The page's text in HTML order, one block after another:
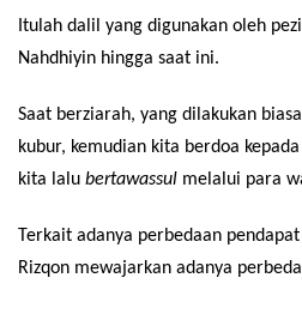
Itulah dalil yang digunakan oleh
Nahdhiyin hingga saat ini.
Saat berziarah, yang dilakukan
kubur, kemudian kita berdoa
kita lalu bertawassul melalui para
Terkait adanya perbedaan
Rizqon mewajarkan adanya